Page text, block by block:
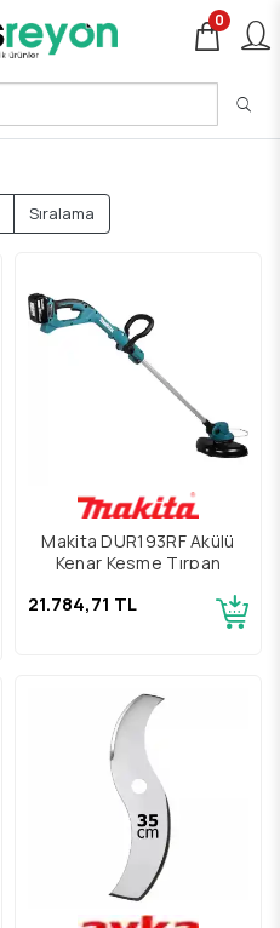
0
Sıralama
Makita DUR193RF Akülü
Kenar Kesme Tırpan
21.784,71 TL